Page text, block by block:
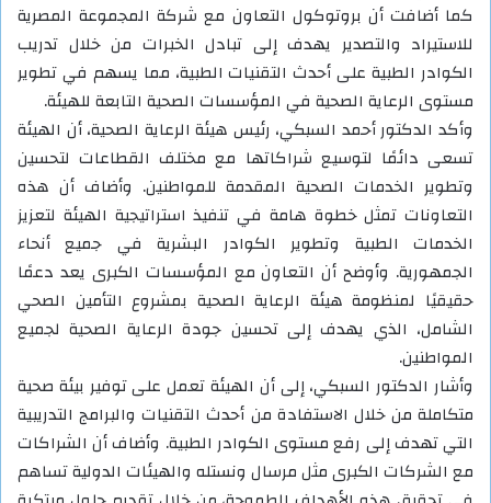
كما أضافت أن بروتوكول التعاون مع شركة المجموعة المصرية
للاستيراد والتصدير يهدف إلى تبادل الخبرات من خلال تدريب
الكوادر الطبية على أحدث التقنيات الطبية، مما يسهم في تطوير
مستوى الرعاية الصحية في المؤسسات الصحية التابعة للهيئة.
وأكد الدكتور أحمد السبكي، رئيس هيئة الرعاية الصحية، أن الهيئة
تسعى دائمًا لتوسيع شراكاتها مع مختلف القطاعات لتحسين
وتطوير الخدمات الصحية المقدمة للمواطنين. وأضاف أن هذه
التعاونات تمثل خطوة هامة في تنفيذ استراتيجية الهيئة لتعزيز
الخدمات الطبية وتطوير الكوادر البشرية في جميع أنحاء
الجمهورية. وأوضح أن التعاون مع المؤسسات الكبرى يعد دعمًا
حقيقيًا لمنظومة هيئة الرعاية الصحية بمشروع التأمين الصحي
الشامل، الذي يهدف إلى تحسين جودة الرعاية الصحية لجميع
المواطنين.
وأشار الدكتور السبكي، إلى أن الهيئة تعمل على توفير بيئة صحية
متكاملة من خلال الاستفادة من أحدث التقنيات والبرامج التدريبية
التي تهدف إلى رفع مستوى الكوادر الطبية. وأضاف أن الشراكات
مع الشركات الكبرى مثل مرسال ونستله والهيئات الدولية تساهم